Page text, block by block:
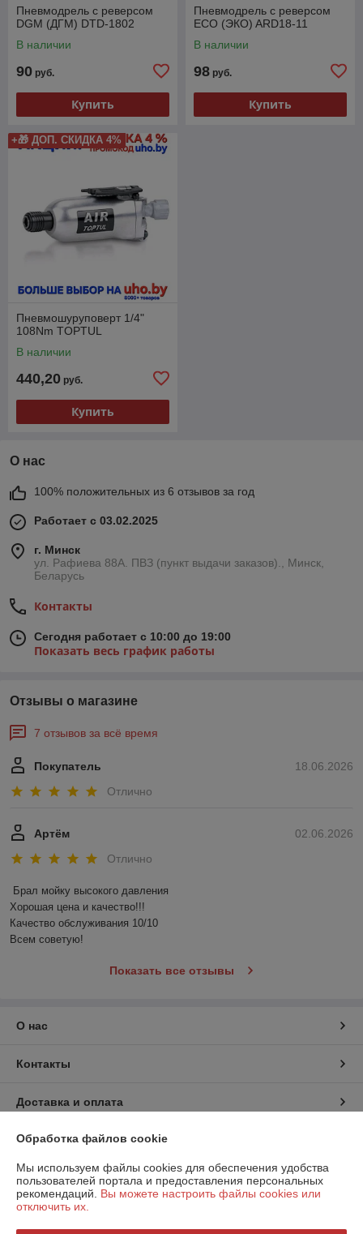
Пневмодрель с реверсом
DGM (ДГМ) DTD-1802
В наличии
90 руб.
Купить
Пневмодрель с реверсом
ECO (ЭКО) ARD18-11
В наличии
98 руб.
Купить
+🎁 ДОП. СКИДКА 4%
Пневмошуруповерт 1/4"
108Nm TOPTUL
В наличии
440,20 руб.
Купить
О нас
100% положительных из 6 отзывов за год
Работает с 03.02.2025
г. Минск
ул. Рафиева 88А. ПВЗ (пункт выдачи заказов)., Минск,
Беларусь
Контакты
Сегодня работает с 10:00 до 19:00
Показать весь график работы
Отзывы о магазине
7 отзывов за всё время
18.06.2026
Покупатель
Отлично
02.06.2026
Артём
Отлично
Брал мойку высокого давления
Хорошая цена и качество!!!
Качество обслуживания 10/10
Всем советую!
Показать все отзывы
О нас
Контакты
Доставка и оплата
График работы
Полная версия сайта
Обработка файлов cookie
Мы используем файлы cookies для обеспечения удобства
пользователей портала и предоставления персональных
рекомендаций. Вы можете настроить файлы cookies или
отключить их.